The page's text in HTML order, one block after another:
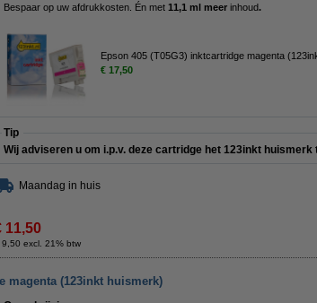
Bespaar op uw afdrukkosten. Én met 11,1 ml meer inhoud.
Epson 405 (T05G3) inktcartridge magenta
€ 17,50
Tip
Wij adviseren u om i.p.v. deze cartridge het 123inkt huismerk
Maandag in huis
11,50
9,50 excl. 21% btw
magenta (123inkt huismerk)